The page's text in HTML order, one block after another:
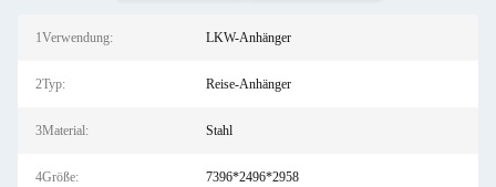
1Verwendung: LKW-Anhänger
2Typ: Reise-Anhänger
3Material: Stahl
4Größe: 7396*2496*2958